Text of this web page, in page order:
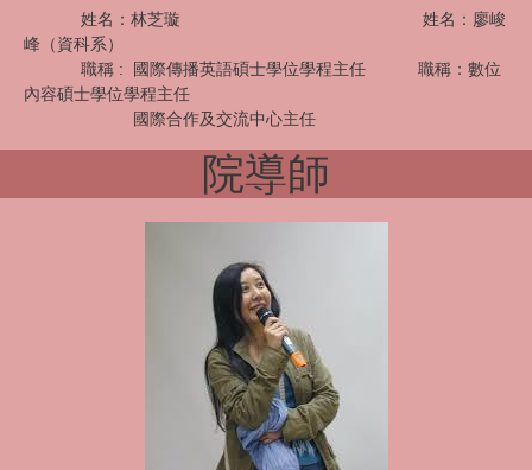
姓名：林芝璇 姓名：廖峻
峰（資科系）
職稱 : 國際傳播英語碩士學位學程主任 職稱：數位
內容碩士學位學程主任
國際合作及交流中心主任
院導師